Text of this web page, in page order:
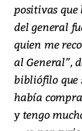
positivas
del general
quien me
al General”,
bibliófilo que
había
y tengo